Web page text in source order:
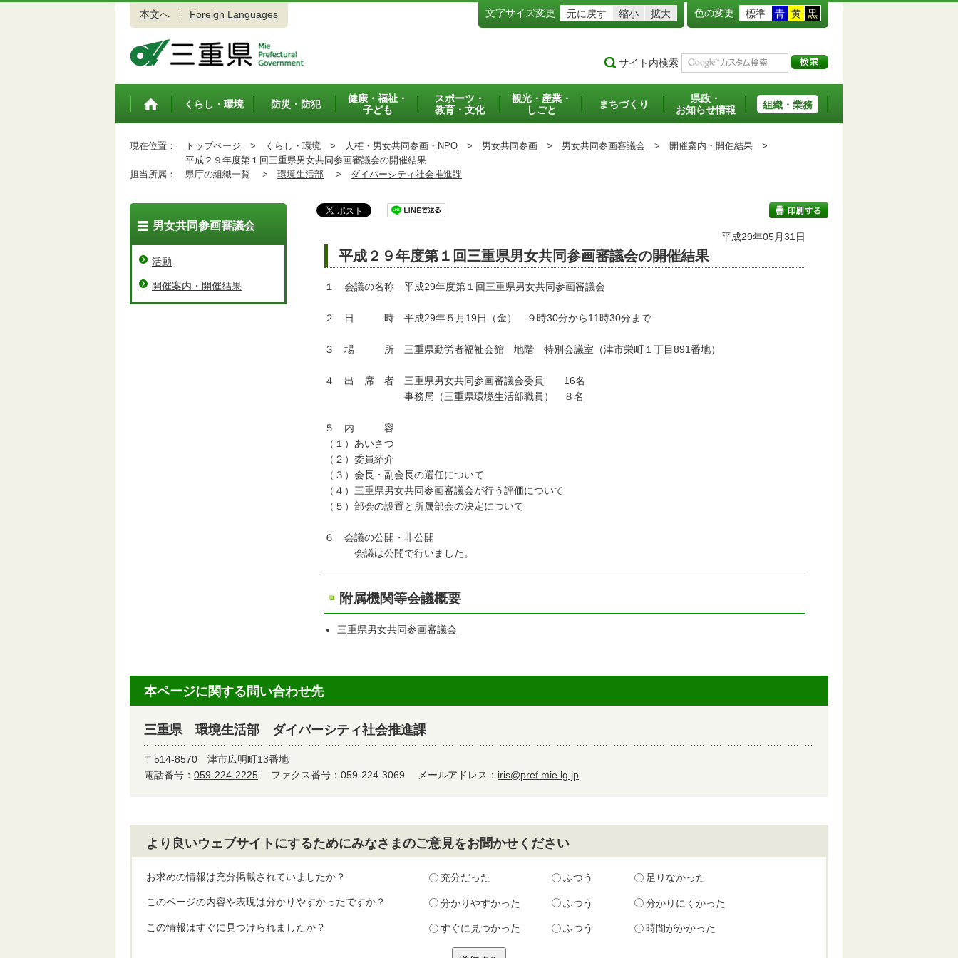
本文へ Foreign Languages 文字サイズ変更 元に戻す 縮小 拡大 色の変更 標準 青 黄 黒
サイト内検索
トップペ
くらし・環境 防災・防犯
健康・福祉・
子ども
スポーツ・
教育・文化
観光・産業・
しごと
まちづくり
県政・
お知らせ情報
組織・業務
現在位置： トップページ > くらし・環境 > 人権・男女共同参画・NPO > 男女共同参画 > 男女共同参画審議会 > 開催案内・開催結果 >
平成２９年度第１回三重県男女共同参画審議会の開催結果
担当所属：
県庁の組織一覧 > 環境生活部 > ダイバーシティ社会推進課
印刷する
平成29年05月31日
平成２９年度第１回三重県男女共同参画審議会の開催結果
１ 会議の名称 平成29年度第１回三重県男女共同参画審議会
２ 日 時 平成29年５月19日（金） ９時30分から11時30分まで
３ 場 所 三重県勤労者福祉会館 地階 特別会議室（津市栄町１丁目891番地）
４ 出 席 者 三重県男女共同参画審議会委員 16名
事務局（三重県環境生活部職員） ８名
５ 内 容
（１）あいさつ
（２）委員紹介
（３）会長・副会長の選任について
（４）三重県男女共同参画審議会が行う評価について
（５）部会の設置と所属部会の決定について
６ 会議の公開・非公開
会議は公開で行いました。
附属機関等会議概要
三重県男女共同参画審議会
男女共同参画審議会
活動
開催案内・開催結果
本ページに関する問い合わせ先
三重県 環境生活部 ダイバーシティ社会推進課
〒514-8570 津市広明町13番地
電話番号： 059-224-2225 ファクス番号：059-224-3069 メールアドレス： iris@pref.mie.lg.jp
より良いウェブサイトにするためにみなさまのご意見をお聞かせください
お求めの情報は充分掲載されていましたか？ 充分だった ふつう 足りなかった
このページの内容や表現は分かりやすかったですか？ 分かりやすかった ふつう 分かりにくかった
この情報はすぐに見つけられましたか？ すぐに見つかった ふつう 時間がかかった